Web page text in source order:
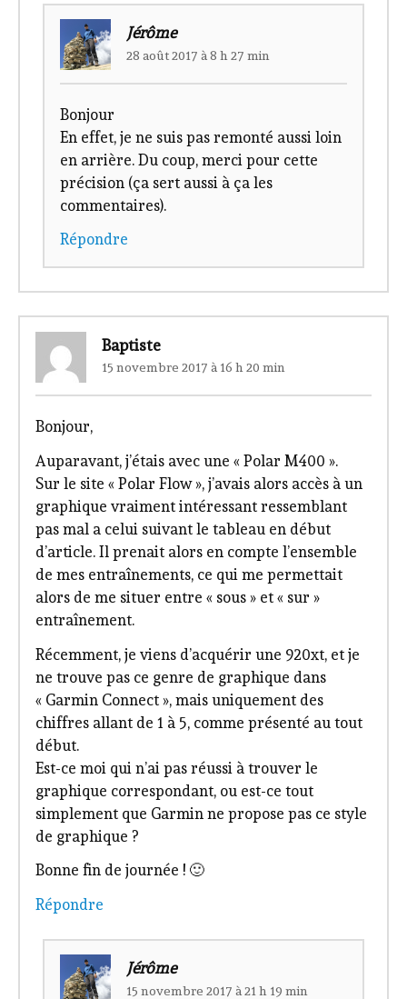
Jérôme
28 août 2017 à 8 h 27 min
Bonjour
En effet, je ne suis pas remonté aussi loin
en arrière. Du coup, merci pour cette
précision (ça sert aussi à ça les
commentaires).
Répondre
Baptiste
15 novembre 2017 à 16 h 20 min
Bonjour,
Auparavant, j’étais avec une « Polar M400 ».
Sur le site « Polar Flow », j’avais alors accès à un
graphique vraiment intéressant ressemblant
pas mal a celui suivant le tableau en début
d’article. Il prenait alors en compte l’ensemble
de mes entraînements, ce qui me permettait
alors de me situer entre « sous » et « sur »
entraînement.
Récemment, je viens d’acquérir une 920xt, et je
ne trouve pas ce genre de graphique dans
« Garmin Connect », mais uniquement des
chiffres allant de 1 à 5, comme présenté au tout
début.
Est-ce moi qui n’ai pas réussi à trouver le
graphique correspondant, ou est-ce tout
simplement que Garmin ne propose pas ce style
de graphique ?
Bonne fin de journée ! 🙂
Répondre
Jérôme
15 novembre 2017 à 21 h 19 min